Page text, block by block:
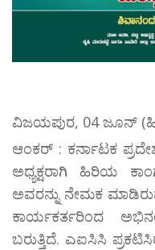
ವಿಜಯಪುರ, 04 ಜೂನ್
ಆಂಕರ್ : ಕರ್ನಾಟಕ
ಅಧ್ಯಕ್ಷರಾಗಿ ಹಿರಿಯ
ಅವರನ್ನು ನೇಮಕ
ಕಾರ್ಯಕರ್ತರಿಂದ
ಬರುತ್ತಿದೆ. ಎಐಸಿಸಿ